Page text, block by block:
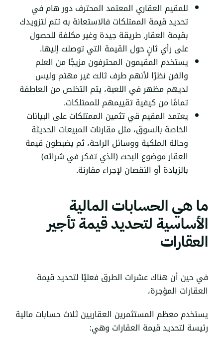
للمقيم العقاري المعتمدالمحترف دور هام في
تحديد قيمة الممتلكات فالاستعانة به تتم لتزويدك
بقيمة العقار, طريقة جيدة وغير مكلفة للحصول
على رأي ثانٍ حول القيمة التي توصلت إليها.
يستخدم المقيمون المحترفون مزيجًا من العلم
والفن نظرًا لأنهم طرف ثالث غير مهتم وليس
لديهم مظهر في اللعبة، يتم التخلص من العاطفة
تمامًا من كيفية تقييمهم للممتلكات.
يعتمد المقيم قي تثمين الممتلكات على البيانات
الخاصة بالسوق، مثل مقارنات المبيعات الحديثة
وحالة الملكية ووسائل الراحة، ثم يضبطون قيمة
العقار موضوع البحث (الذي تفكر في شرائه)
بالزيادة أو النقصان لإجراء مقارنة.
ما هي الحسابات المالية
الأساسية لتحديد قيمة تأجير
العقارات
في حين أن هناك عشرات الطرق فعليًا لتحديد قيمة
العقارات المؤجرة،
يستخدم معظم المستثمرين العقاريين ثلاث حسابات مالية
رئيسة لتحديد قيمة العقارات وهي: